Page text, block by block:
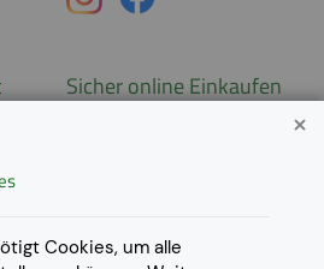
Sicher online Einkaufen
Lieferungen in weitere Länder
gerne aufAnfrage
Cookies, um alle